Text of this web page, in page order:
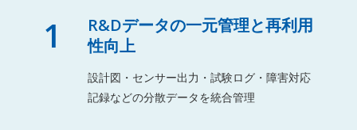
1
R&Dデータの一元管理と再利用
性向上
設計図・センサー出力・試験ログ・障害対応
記録などの分散データを統合管理